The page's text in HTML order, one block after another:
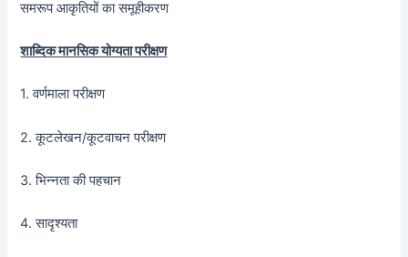
समरूप आकृतियों का समूहीकरण
शाब्दिक मानसिक योग्यता परीक्षण
1. वर्णमाला परीक्षण
2. कूटलेखन/कूटवाचन परीक्षण
3. भिन्नता की पहचान
4. सादृश्यता